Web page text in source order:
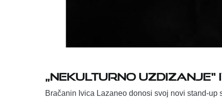
„Nekulturno uzdizanje“
Bračanin Ivica Lazaneo donosi svoj novi stand-up